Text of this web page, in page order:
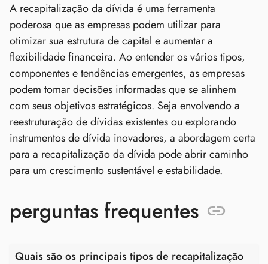
A recapitalização da dívida é uma ferramenta
poderosa que as empresas podem utilizar para
otimizar sua estrutura de capital e aumentar a
flexibilidade financeira. Ao entender os vários tipos,
componentes e tendências emergentes, as empresas
podem tomar decisões informadas que se alinhem
com seus objetivos estratégicos. Seja envolvendo a
reestruturação de dívidas existentes ou explorando
instrumentos de dívida inovadores, a abordagem certa
para a recapitalização da dívida pode abrir caminho
para um crescimento sustentável e estabilidade.
perguntas frequentes
Quais são os principais tipos de recapitalização